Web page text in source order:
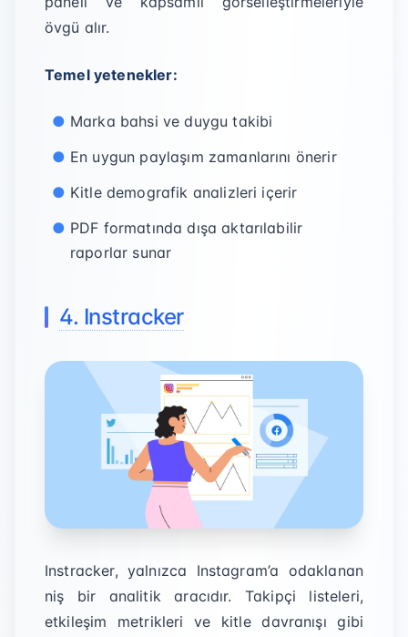
övgü alır.
Temel yetenekler:
Marka bahsi ve duygu takibi
En uygun paylaşım zamanlarını önerir
Kitle demografik analizleri içerir
PDF formatında dışa aktarılabilir
raporlar sunar
4. Instracker
Instracker, yalnızca Instagram’a odaklanan
niş bir analitik aracıdır. Takipçi listeleri,
etkileşim metrikleri ve kitle davranışı gibi